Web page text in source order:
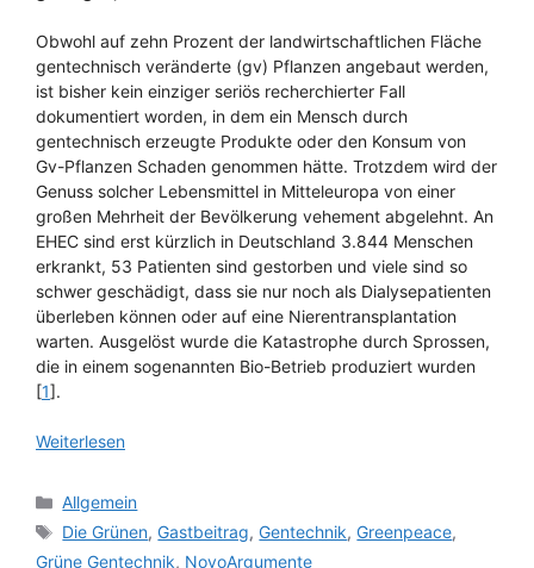
Obwohl auf zehn Prozent der landwirtschaftlichen Fläche
gentechnisch veränderte (gv) Pflanzen angebaut werden,
ist bisher kein einziger seriös recherchierter Fall
dokumentiert worden, in dem ein Mensch durch
gentechnisch erzeugte Produkte oder den Konsum von
Gv-Pflanzen Schaden genommen hätte. Trotzdem wird der
Genuss solcher Lebensmittel in Mitteleuropa von einer
großen Mehrheit der Bevölkerung vehement abgelehnt. An
EHEC sind erst kürzlich in Deutschland 3.844 Menschen
erkrankt, 53 Patienten sind gestorben und viele sind so
schwer geschädigt, dass sie nur noch als Dialysepatienten
überleben können oder auf eine Nierentransplantation
warten. Ausgelöst wurde die Katastrophe durch Sprossen,
die in einem sogenannten Bio-Betrieb produziert wurden
[1].
Weiterlesen
Kategorien
Allgemein
Schlagwörter
Die Grünen,Gastbeitrag,Gentechnik,Greenpeace,
Grüne Gentechnik, NovoArgumente